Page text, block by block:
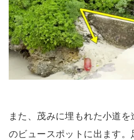
また、茂みに埋もれた小道
のビュースポットに出ます